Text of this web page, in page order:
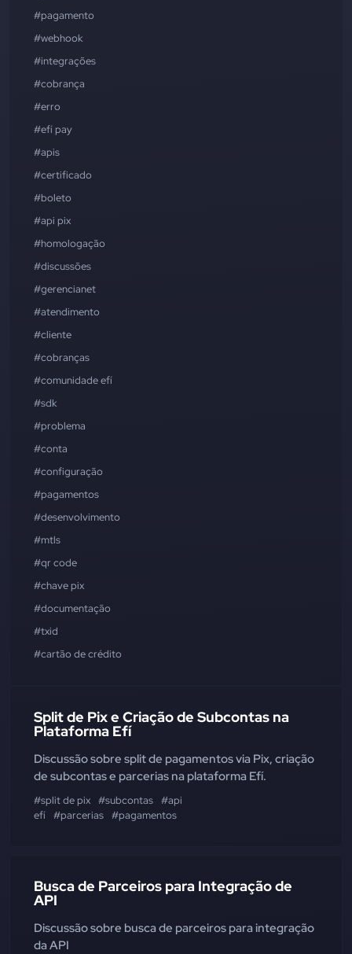
#pagamento
#webhook
#integrações
#cobrança
#erro
#efí pay
#apis
#certificado
#boleto
#api pix
#homologação
#discussões
#gerencianet
#atendimento
#cliente
#cobranças
#comunidade efí
#sdk
#problema
#conta
#configuração
#pagamentos
#desenvolvimento
#mtls
#qr code
#chave pix
#documentação
#txid
#cartão de crédito
Split de Pix e Criação de Subcontas na
Plataforma Efí
Discussão sobre split de pagamentos via Pix, criação
de subcontas e parcerias na plataforma Efí.
#split de pix #subcontas #api
efí #parcerias #pagamentos
Busca de Parceiros para Integração de
API
Discussão sobre busca de parceiros para integração
da API